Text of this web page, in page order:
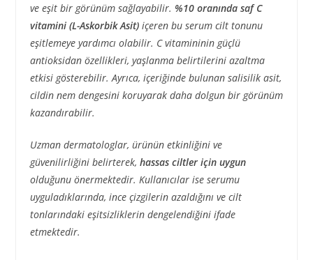
ve eşit bir görünüm sağlayabilir. %10 oranında saf C
vitamini (L-Askorbik Asit)içeren bu serum cilt tonunu
eşitlemeye yardımcı olabilir. C vitamininin güçlü
antioksidan özellikleri, yaşlanma belirtilerini azaltma
etkisi gösterebilir. Ayrıca, içeriğinde bulunan salisilik asit,
cildin nem dengesini koruyarak daha dolgun bir görünüm
kazandırabilir.
Uzman dermatologlar, ürünün etkinliğini ve
güvenilirliğini belirterek, hassas ciltler için uygun
olduğunu önermektedir. Kullanıcılar ise serumu
uyguladıklarında, ince çizgilerin azaldığını ve cilt
tonlarındaki eşitsizliklerin dengelendiğini ifade
etmektedir.